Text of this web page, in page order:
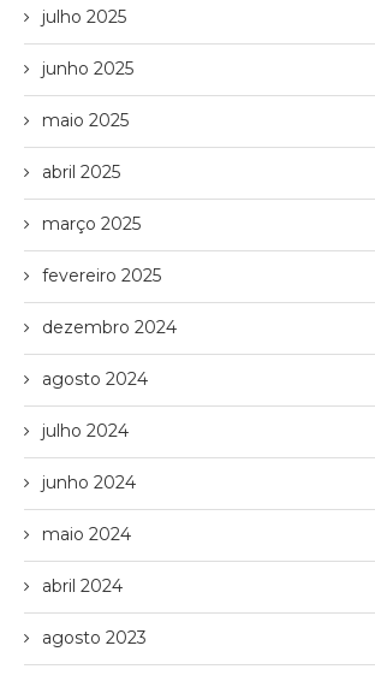
julho 2025
junho 2025
maio 2025
abril 2025
março 2025
fevereiro 2025
dezembro 2024
agosto 2024
julho 2024
junho 2024
maio 2024
abril 2024
agosto 2023